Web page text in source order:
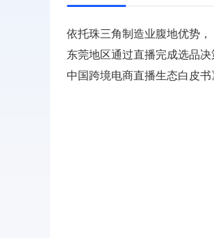
依托珠三角制造业腹地优势，
东莞地区通过直播完成选品
中国跨境电商直播生态白皮